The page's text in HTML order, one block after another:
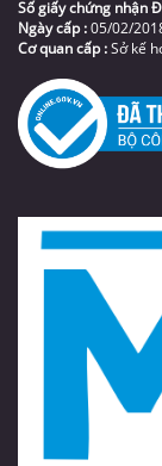
Số giấy chứng nhận
Ngày cấp :05/02/
Cơ quan cấp :Sở kế